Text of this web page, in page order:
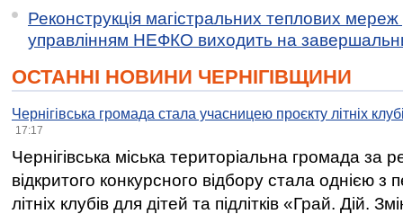
Реконструкція магістральних теплових мереж
управлінням НЕФКО виходить на
ОСТАННІ НОВИНИ ЧЕРНІГІВЩИНИ
Чернігівська громада стала учасницею проєкту літніх
17:17
Чернігівська міська територіальна громада за
відкритого конкурсного відбору стала однією
літніх клубів для дітей та підлітків «Грай. Дій.